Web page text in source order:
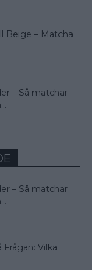
Beige – Matcha
– Så matchar
– Så matchar
Frågan: Vilka